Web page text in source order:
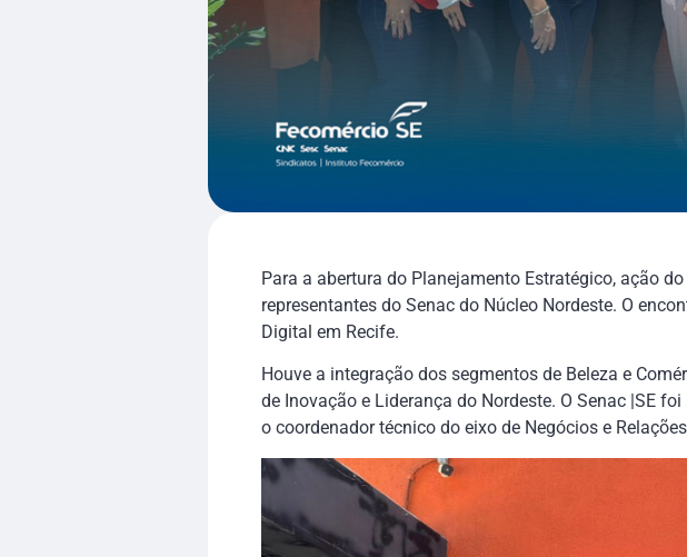
Para a abertura do Planejamento Estratégico, ação
representantes do Senac do Núcleo Nordeste. O
Digital em Recife.
Houve a integração dos segmentos de Beleza e
de Inovação e Liderança do Nordeste. O Senac |SE
o coordenador técnico do eixo de Negócios e